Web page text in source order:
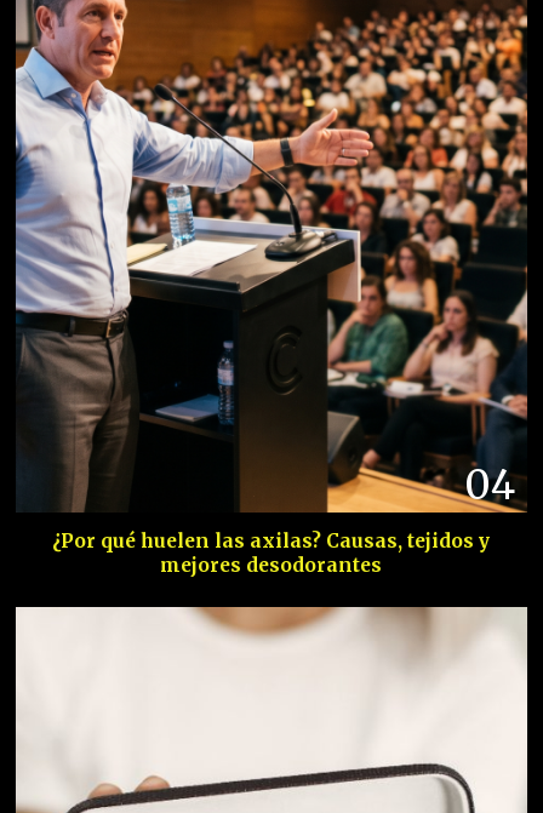
04
¿Por qué huelen las axilas? Causas, tejidos y
mejores desodorantes